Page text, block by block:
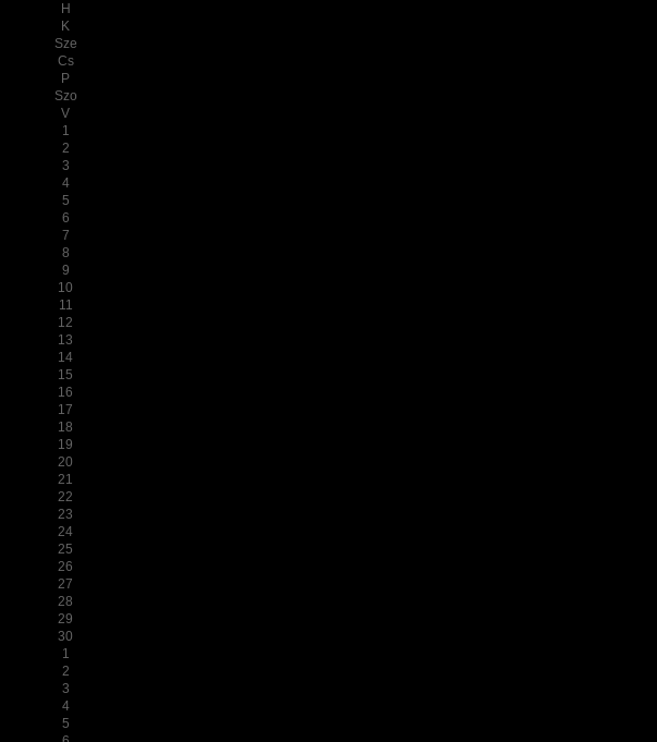
H
K
Sze
Cs
P
Szo
V
1
2
3
4
5
6
7
8
9
10
11
12
13
14
15
16
17
18
19
20
21
22
23
24
25
26
27
28
29
30
1
2
3
4
5